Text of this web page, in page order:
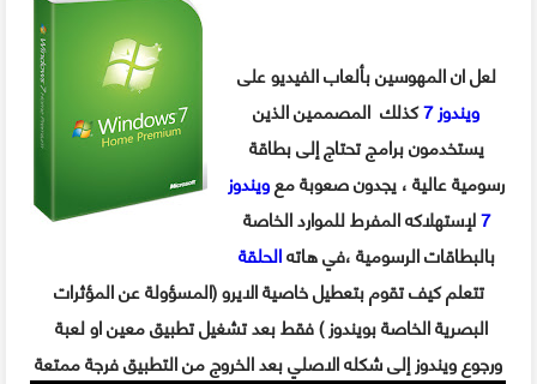
لعل ان المهوسين بألعاب الفيديو على
ويندوز 7 كذلك المصممين الذين
يستخدمون برامج تحتاج إلى بطاقة
رسومية عالية ، يجدون صعوبة معويندوز
7لإستهلاكه المفرط للموارد الخاصة
بالبطاقات الرسومية ،في هاتهالحلقة
تتعلم كيف تقوم بتعطيل خاصية الايرو (المسؤولة عن المؤثرات
البصرية الخاصة بويندوز ) فقط بعد تشغيل تطبيق معين او لعبة
ورجوع ويندوز إلى شكله الاصلي بعد الخروج من التطبيق فرجة ممتعة